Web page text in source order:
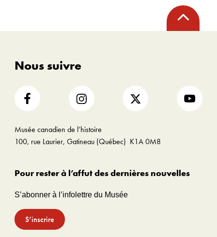
Retour
en
Nous suivre
Musée canadien de l’histoire
100, rue Laurier, Gatineau (Québec) K1A 0M8
Pour rester à l’affut des dernières nouvelles
S’abonner à l’infolettre du Musée
S’inscrire